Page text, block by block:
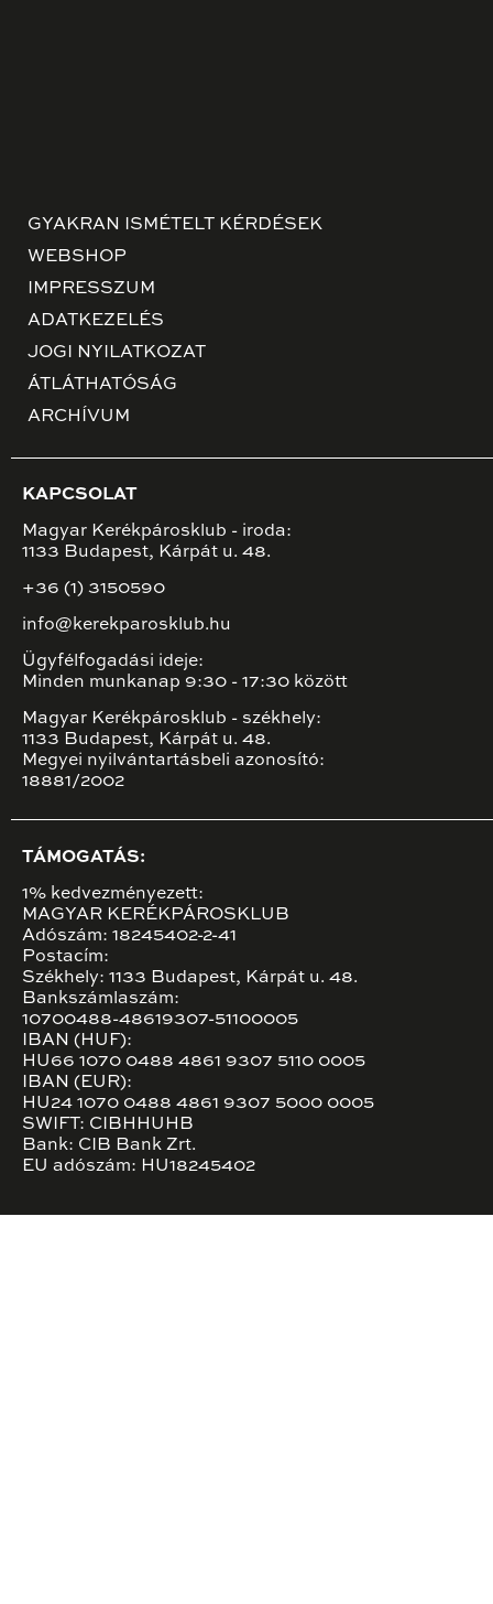
GYAKRAN ISMÉTELT KÉRDÉSEK
WEBSHOP
IMPRESSZUM
ADATKEZELÉS
JOGI NYILATKOZAT
ÁTLÁTHATÓSÁG
ARCHÍVUM
KAPCSOLAT
Magyar Kerékpárosklub - iroda:
1133 Budapest, Kárpát u. 48.
+36 (1) 3150590
info@kerekparosklub.hu
Ügyfélfogadási ideje:
Minden munkanap 9:30 - 17:30 között
Magyar Kerékpárosklub - székhely:
1133 Budapest, Kárpát u. 48.
Megyei nyilvántartásbeli azonosító:
18881/2002
TÁMOGATÁS:
1% kedvezményezett:
MAGYAR KERÉKPÁROSKLUB
Adószám: 18245402-2-41
Postacím:
Székhely: 1133 Budapest, Kárpát u. 48.
Bankszámlaszám:
10700488-48619307-51100005
IBAN (HUF):
HU66 1070 0488 4861 9307 5110 0005
IBAN (EUR):
HU24 1070 0488 4861 9307 5000 0005
SWIFT: CIBHHUHB
Bank: CIB Bank Zrt.
EU adószám: HU18245402